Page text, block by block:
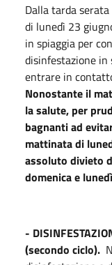
Dalla tarda
di lunedì 23
in spiaggia per
disinfestazione in
entrare in
Nonostante il
la salute, per
bagnanti ad
mattinata di
assoluto divieto
domenica e
-
(secondo ciclo).